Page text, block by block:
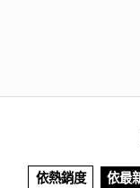
依熱銷度 依最